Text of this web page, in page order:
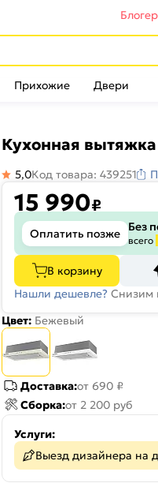
Прихожие Двери
Кухонная
5,0Код товара: 439251
15 990₽
Оплатить позже Без
всего
В корзину
Нашли дешевле? Снизим
Цвет: Бежевый
Доставка:от 690 ₽
Сборка:от 2 200 руб
Услуги:
Выезд дизайнера на